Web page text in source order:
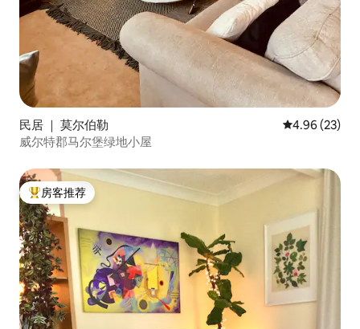
民居 ｜ 莫尔伯勒 平均评分
4.96 (23)
威尔特郡马尔堡绿地小屋
热门「房客推荐」
房客推荐